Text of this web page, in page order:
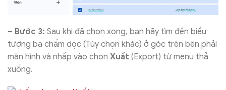
– Bước 3: Sau khi đã chọn xong, bạn hãy tìm đến biểu
tượng ba chấm dọc (Tùy chọn khác) ở góc trên bên phải
màn hình và nhấp vào chọn Xuất (Export) từ menu thả
xuống.